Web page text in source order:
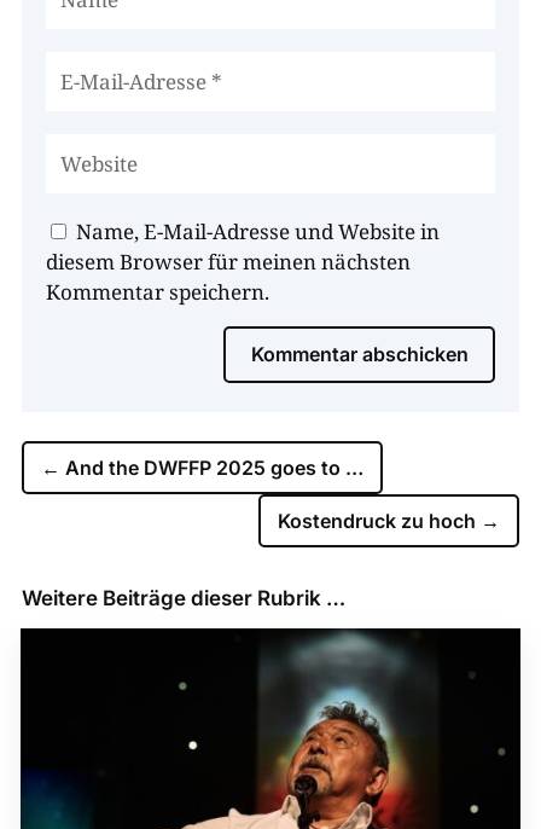
Name, E-Mail-Adresse und Website in
diesem Browser für meinen nächsten
Kommentar speichern.
Kommentar abschicken
← And the DWFFP 2025 goes to …
Kostendruck zu hoch →
Weitere Beiträge dieser Rubrik …